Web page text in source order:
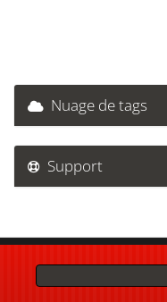
Nuage de tags
Support